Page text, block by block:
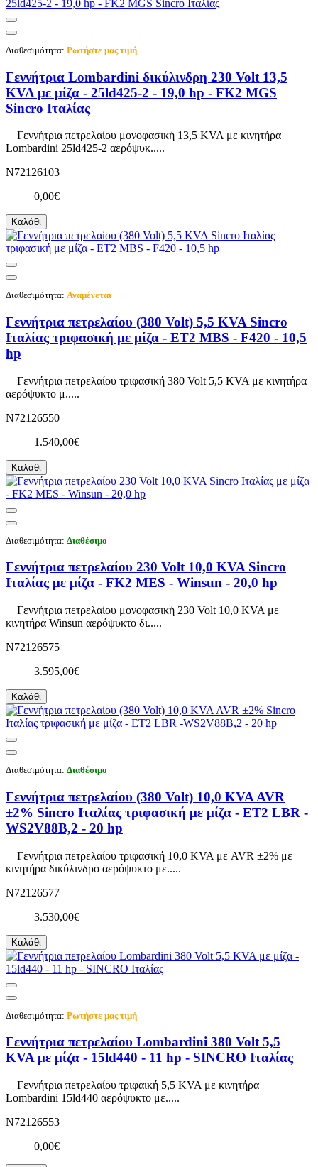
Διαθεσιμότητα: Ρωτήστε μας τιμή
Γεννήτρια Lombardini δικύλινδρη 230 Volt 13,5
KVA με μίζα - 25ld425-2 - 19,0 hp - FK2 MGS
Sincro Ιταλίας
Γεννήτρια πετρελαίου μονοφασική 13,5 KVA με κινητήρα
Lombardini 25ld425-2 αερόψυκ.....
N72126103
0,00€
Καλάθι
Διαθεσιμότητα: Αναμένεται
Γεννήτρια πετρελαίου (380 Volt) 5,5 KVA Sincro
Ιταλίας τριφασική με μίζα - ET2 MBS - F420 - 10,5
hp
Γεννήτρια πετρελαίου τριφασική 380 Volt 5,5 KVA με κινητήρα
αερόψυκτο μ.....
N72126550
1.540,00€
Καλάθι
Διαθεσιμότητα: Διαθέσιμο
Γεννήτρια πετρελαίου 230 Volt 10,0 KVA Sincro
Ιταλίας με μίζα - FK2 MES - Winsun - 20,0 hp
Γεννήτρια πετρελαίου μονοφασική 230 Volt 10,0 KVA με
κινητήρα Winsun αερόψυκτο δι.....
N72126575
3.595,00€
Καλάθι
Διαθεσιμότητα: Διαθέσιμο
Γεννήτρια πετρελαίου (380 Volt) 10,0 KVA AVR
±2% Sincro Ιταλίας τριφασική με μίζα - ET2 LBR -
WS2V88B,2 - 20 hp
Γεννήτρια πετρελαίου τριφασική 10,0 KVA με AVR ±2% με
κινητήρα δικύλινδρο αερόψυκτο με.....
N72126577
3.530,00€
Καλάθι
Διαθεσιμότητα: Ρωτήστε μας τιμή
Γεννήτρια πετρελαίου Lombardini 380 Volt 5,5
KVA με μίζα - 15ld440 - 11 hp - SINCRO Ιταλίας
Γεννήτρια πετρελαίου τριφαική 5,5 KVA με κινητήρα
Lombardini 15ld440 αερόψυκτο με.....
N72126553
0,00€